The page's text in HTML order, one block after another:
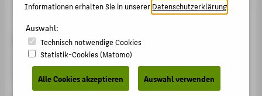
Veranstaltung
Get Real, Ausstellung
HTW Berlin, 05.10.2016 - 26.01.2017
LEHRE
KARRIERE
INTERNATIONAL
Informationen erhalten Sie in unsererDatenschutzerklärung
Auswahl:
Technisch notwendige Cookies
Statistik-Cookies (Matomo)
Alle Cookies akzeptieren Auswahl verwenden